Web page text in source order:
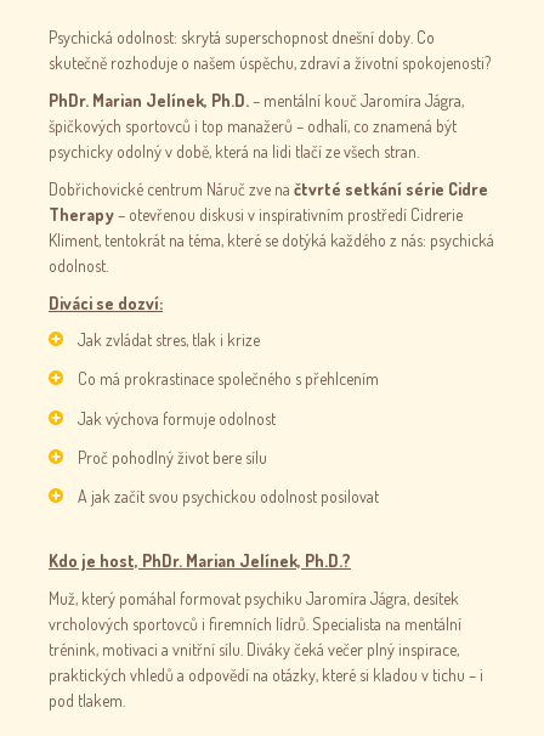
Psychická odolnost: skrytá superschopnost dnešní doby. Co
skutečně rozhoduje o našem úspěchu, zdraví a životní spokojenosti?
PhDr. Marian Jelínek, Ph.D.– mentální kouč Jaromíra Jágra,
špičkových sportovců i top manažerů – odhalí, co znamená být
psychicky odolný v době, která na lidi tlačí ze všech stran.
Dobřichovické centrum Náruč zve na čtvrté setkání série Cidre
Therapy– otevřenou diskusi v inspirativním prostředí Cidrerie
Kliment, tentokrát na téma, které se dotýká každého z nás: psychická
odolnost.
Diváci se dozví:
Jak zvládat stres, tlak i krize
Co má prokrastinace společného s přehlcením
Jak výchova formuje odolnost
Proč pohodlný život bere sílu
A jak začít svou psychickou odolnost posilovat
Kdo je host, PhDr. Marian Jelínek, Ph.D.?
Muž, který pomáhal formovat psychiku Jaromíra Jágra, desítek
vrcholových sportovců i firemních lídrů. Specialista na mentální
trénink, motivaci a vnitřní sílu. Diváky čeká večer plný inspirace,
praktických vhledů a odpovědí na otázky, které si kladou v tichu – i
pod tlakem.